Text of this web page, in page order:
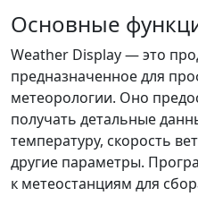
Основные
Weather Display — это
предназначенное для
метеорологии. Оно
получать детальные
температуру, скорость
другие параметры.
к метеостанциям для